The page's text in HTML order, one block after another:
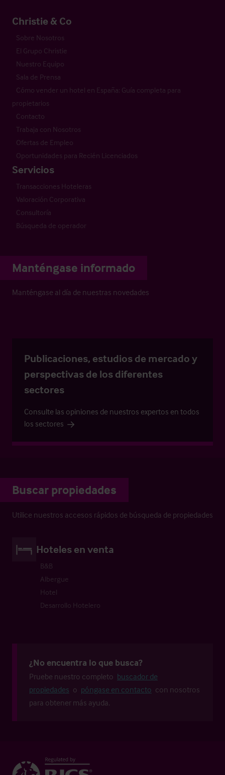
Christie & Co
Sobre Nosotros
El Grupo Christie
Nuestro Equipo
Sala de Prensa
Cómo vender un hotel en España: Guía completa para
propietarios
Contacto
Trabaja con Nosotros
Ofertas de Empleo
Oportunidades para Recién Licenciados
Servicios
Transacciones Hoteleras
Valoración Corporativa
Consultoría
Búsqueda de operador
Manténgase informado
Manténgase al día de nuestras novedades
Publicaciones, estudios de mercado y
perspectivas de los diferentes
sectores
Consulte las opiniones de nuestros expertos en todos
los sectores
Buscar propiedades
Utilice nuestros accesos rápidos de búsqueda de propiedades
Hoteles en venta
B&B
Albergue
Hotel
Desarrollo Hotelero
¿No encuentra lo que busca?
Pruebe nuestro completo buscador de
propiedades o póngase en contacto con nosotros
para obtener más ayuda.